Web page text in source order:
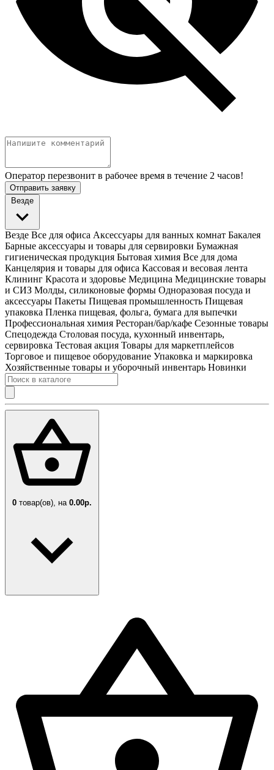
Оператор перезвонит в рабочее время в течение 2 часов!
Отправить заявку
Везде
Везде Все для офиса Аксессуары для ванных комнат Бакалея
Барные аксессуары и товары для сервировки Бумажная
гигиеническая продукция Бытовая химия Все для дома
Канцелярия и товары для офиса Кассовая и весовая лента
Клининг Красота и здоровье Медицина Медицинские товары
и СИЗ Молды, силиконовые формы Одноразовая посуда и
аксессуары Пакеты Пищевая промышленность Пищевая
упаковка Пленка пищевая, фольга, бумага для выпечки
Профессиональная химия Ресторан/бар/кафе Сезонные товары
Спецодежда Столовая посуда, кухонный инвентарь,
сервировка Тестовая акция Товары для маркетплейсов
Торговое и пищевое оборудование Упаковка и маркировка
Хозяйственные товары и уборочный инвентарь Новинки
0 товар(ов), на 0.00р.